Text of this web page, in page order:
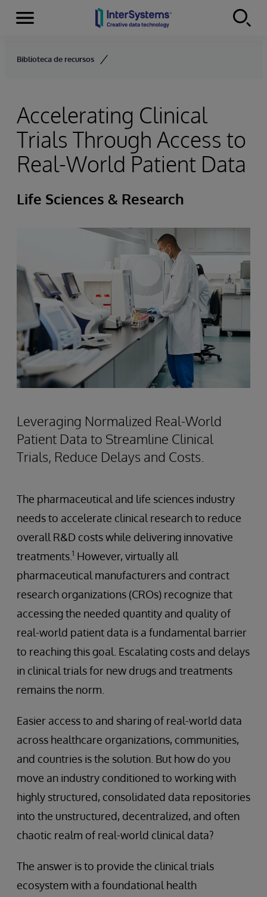
Skip to content
Menu
Biblioteca de recursos
Accelerating Clinical
Trials Through Access to
Real-World Patient Data
Life Sciences & Research
Leveraging Normalized Real-World
Patient Data to Streamline Clinical
Trials, Reduce Delays and Costs.
The pharmaceutical and life sciences industry
needs to accelerate clinical research to reduce
overall R&D costs while delivering innovative
treatments. 1 However, virtually all
pharmaceutical manufacturers and contract
research organizations (CROs) recognize that
accessing the needed quantity and quality of
real-world patient data is a fundamental barrier
to reaching this goal. Escalating costs and delays
in clinical trials for new drugs and treatments
remains the norm.
Easier access to and sharing of real-world data
across healthcare organizations, communities,
and countries is the solution. But how do you
move an industry conditioned to working with
highly structured, consolidated data repositories
into the unstructured, decentralized, and often
chaotic realm of real-world clinical data?
The answer is to provide the clinical trials
ecosystem with a foundational health